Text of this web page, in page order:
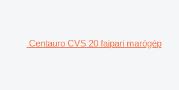
Centauro CVS 20 faipari marógép